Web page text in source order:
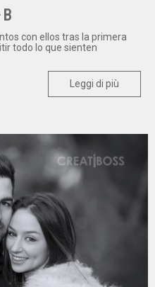
con ellos tras la primera
todo lo que sienten
Leggi di più